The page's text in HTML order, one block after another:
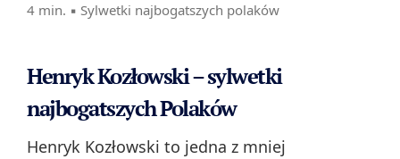
4 min. ▪ Sylwetki najbogatszych polaków
Henryk Kozłowski – sylwetki
najbogatszych Polaków
Henryk Kozłowski to jedna z mniej